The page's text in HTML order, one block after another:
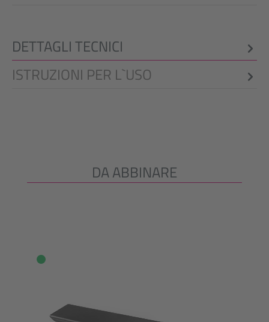
DETTAGLI TECNICI
ISTRUZIONI PER L`USO
Salta la galleria dei prodotti
DA ABBINARE